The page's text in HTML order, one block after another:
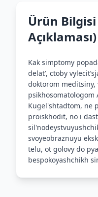
Ürün
Açıklaması)
Kak simptomy
delatʹ, ctoby
doktorom meditsiny,
psikhosomatologom
Kugel'shtadtom, ne
proiskhodit, no i
svoyeobraznuyu
telu, ot golovy do
bespokoyashchikh